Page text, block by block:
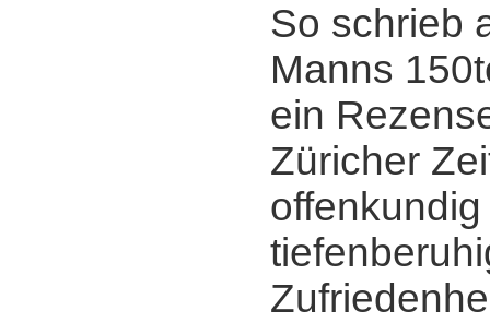
So schrieb
Manns
ein
Züricher